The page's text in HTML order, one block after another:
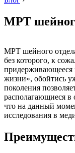
МРТ
МРТ шейного
без которого, к
придерживающееся
жизни», обойтись
поколения
располагающиеся в
что на данный
исследования в